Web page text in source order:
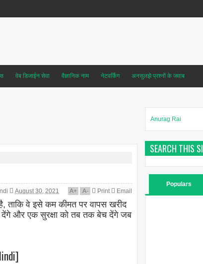
वेब डिजाईन सेवा वैज्ञानिक नाम नेटवर्किंग अनसुलझे प्रश्नों के जवाब
August 30, 2021 A+ A- Print Email
है, ताकि वे इसे कम कीमत पर वापस खरीद
और एक सुरक्षा को तब तक बेच देंगे जब
Anurag Rai
SEARCH THIS
Populars